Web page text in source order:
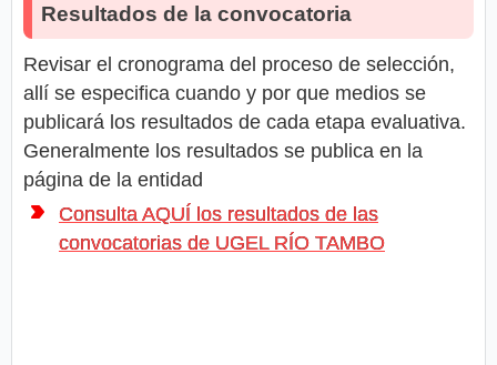
Resultados de la convocatoria
Revisar el cronograma del proceso de selección,
allí se especifica cuando y por que medios se
publicará los resultados de cada etapa evaluativa.
Generalmente los resultados se publica en la
página de la entidad
Consulta AQUÍ los resultados de las
convocatorias de UGEL RÍO TAMBO